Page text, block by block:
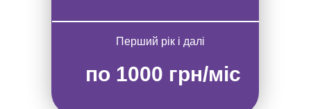
Перший рік і далі
по 1000 грн/міс